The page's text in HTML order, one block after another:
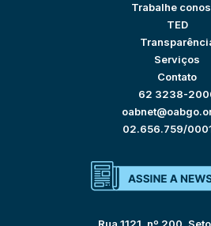
Trabalhe
TED
Serviços
Contato
62 3238-
02.656.759/